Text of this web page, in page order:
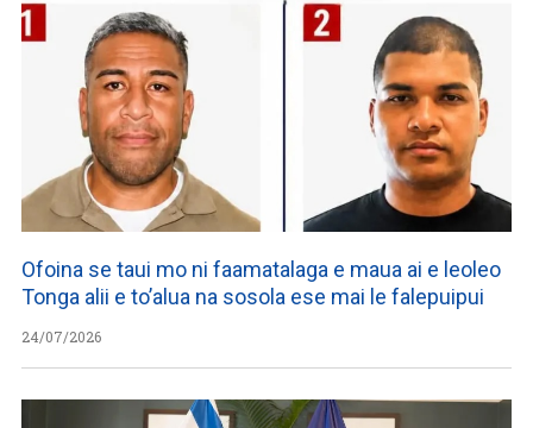
Ofoina se taui mo ni faamatalaga e maua ai e leoleo
Tonga alii e to’alua na sosola ese mai le falepuipui
24/07/2026